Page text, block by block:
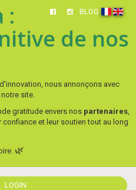
BLOG
:
de nos
nous annonçons avec
site.
gratitude envers nos partenaires,
confiance et leur soutien tout au long
🌿
LOGIN